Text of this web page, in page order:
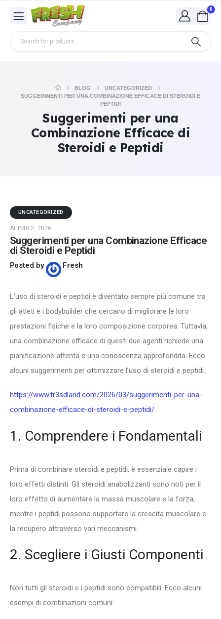
0
BLOG
UNCATEGORIZED
SUGGERIMENTI PER UNA COMBINAZIONE EFFICACE DI STEROIDI E
PEPTIDI
Suggerimenti per una
Combinazione Efficace di
Steroidi e Peptidi
UNCATEGORIZED
АПРИЛ 2, 2026
Suggerimenti per una Combinazione Efficace
di Steroidi e Peptidi
Posted by Fresh
L’uso di steroidi e peptidi è diventato sempre più comune tra
gli atleti e i bodybuilder che cercano di migliorare le loro
prestazioni fisiche e la loro composizione corporea. Tuttavia,
una combinazione efficace di questi due agenti richiede una
pianificazione attenta e una conoscenza approfondita. Ecco
alcuni suggerimenti per ottimizzare l’uso di steroidi e peptidi.
https://www.tr3sdland.com/2026/03/suggerimenti-per-una-
combinazione-efficace-di-steroidi-e-peptidi/
1. Comprendere i Fondamentali
Prima di combinare steroidi e peptidi, è essenziale capire i
loro effetti distinti. Gli steroidi anabolizzanti sono noti per il
loro effetto di aumentare la massa muscolare e la forza,
mentre i peptidi possono supportare la crescita muscolare e
la recupero attraverso vari meccanismi.
2. Scegliere i Giusti Componenti
Non tutti gli steroidi e i peptidi sono compatibili. Ecco alcuni
esempi di combinazioni comuni: